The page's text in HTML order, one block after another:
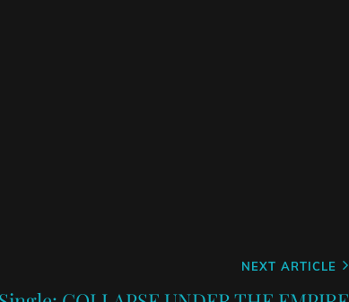
NEXT ARTICLE